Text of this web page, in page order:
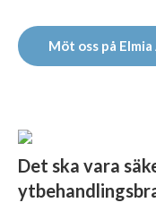
Möt oss på
Det ska vara